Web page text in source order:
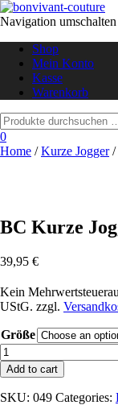
Navigation umschalten
Shop
Mein Konto
Kasse
Warenkorb
0
Home /Kurze Jogger/
BC Kurze
39,95 €
Kein
UStG. zzgl.
Größe
BC
Kurze
Jogger
Grey
Add to cart
SKU: 049 Categories: